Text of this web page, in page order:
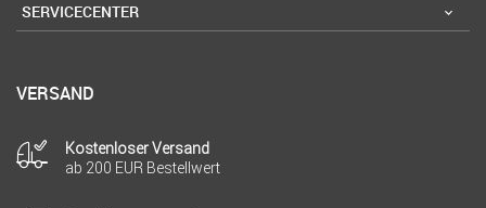
SERVICECENTER
VERSAND
Kostenloser Versand
ab 200 EUR Bestellwert